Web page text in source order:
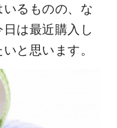
るものの、な
は最近購入し
と思います。